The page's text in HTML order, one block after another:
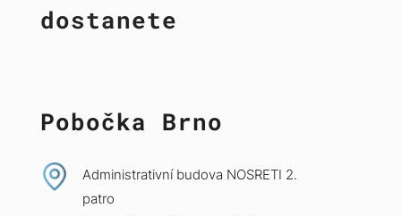
dostanete
Pobočka Brno
Administrativní budova NOSRETI 2.
patro